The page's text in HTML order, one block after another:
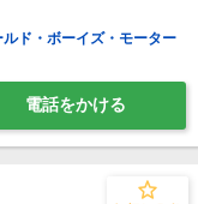
ド・ボーイズ・モーター
電話をかける